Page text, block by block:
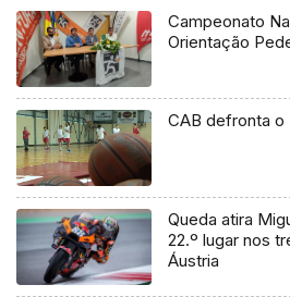
Campeonato
Orientação
CAB defronta
Queda atira
22.º lugar nos
Áustria